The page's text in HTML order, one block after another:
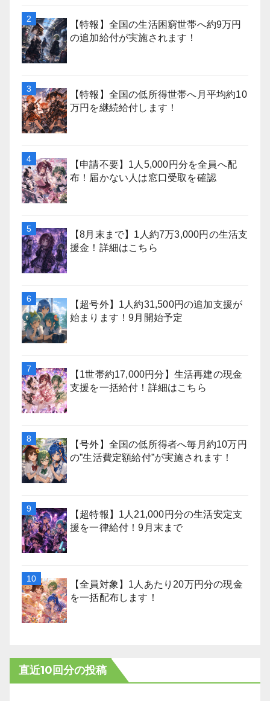
【特報】全国の生活困窮世帯へ約9万円
の追加給付が実施されます！
【特報】全国の低所得世帯へ月平均約10
万円を継続給付します！
【申請不要】1人5,000円分を全員へ配
布！届かない人は窓口受取を確認
【8月末まで】1人約7万3,000円の生活支
援金！詳細はこちら
【超号外】1人約31,500円の追加支援が
始まります！9月開始予定
【1世帯約17,000円分】生活再建の現金
支援を一括給付！詳細はこちら
【号外】全国の低所得者へ毎月約10万円
の”生活費定額給付”が実施されます！
【超特報】1人21,000円分の生活安定支
援を一律給付！9月末まで
【全員対象】1人あたり20万円分の現金
を一括配布します！
直近10回分の投稿